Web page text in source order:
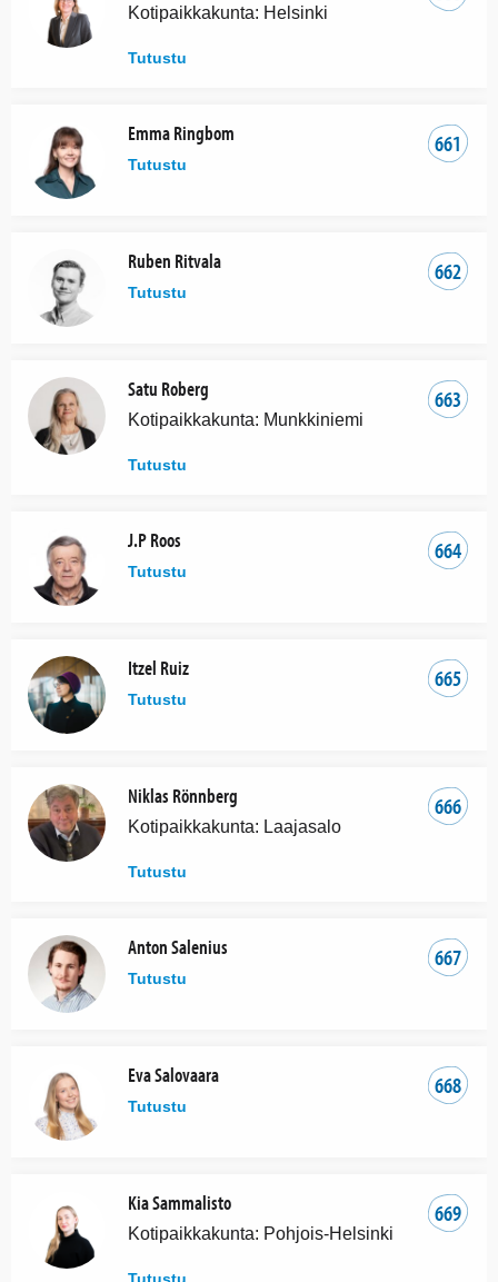
Kotipaikkakunta: Helsinki
Tutustu
661
Emma Ringbom
Tutustu
662
Ruben Ritvala
Tutustu
663
Satu Roberg
Kotipaikkakunta: Munkkiniemi
Tutustu
664
J.P Roos
Tutustu
665
Itzel Ruiz
Tutustu
666
Niklas Rönnberg
Kotipaikkakunta: Laajasalo
Tutustu
667
Anton Salenius
Tutustu
668
Eva Salovaara
Tutustu
669
Kia Sammalisto
Kotipaikkakunta: Pohjois-Helsinki